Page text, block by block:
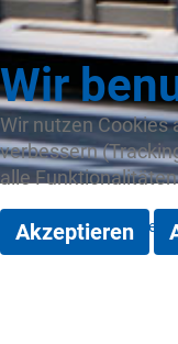
Home |
Wir
Wir nutzen Cookies
verbessern
alle
Akzeptieren